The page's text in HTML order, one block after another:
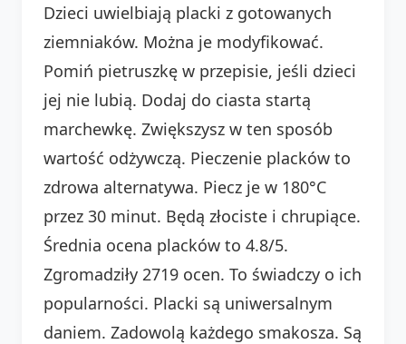
Dzieci uwielbiają placki z gotowanych
ziemniaków. Można je modyfikować.
Pomiń pietruszkę w przepisie, jeśli dzieci
jej nie lubią. Dodaj do ciasta startą
marchewkę. Zwiększysz w ten sposób
wartość odżywczą. Pieczenie placków to
zdrowa alternatywa. Piecz je w 180°C
przez 30 minut. Będą złociste i chrupiące.
Średnia ocena placków to 4.8/5.
Zgromadziły 2719 ocen. To świadczy o ich
popularności. Placki są uniwersalnym
daniem. Zadowolą każdego smakosza. Są